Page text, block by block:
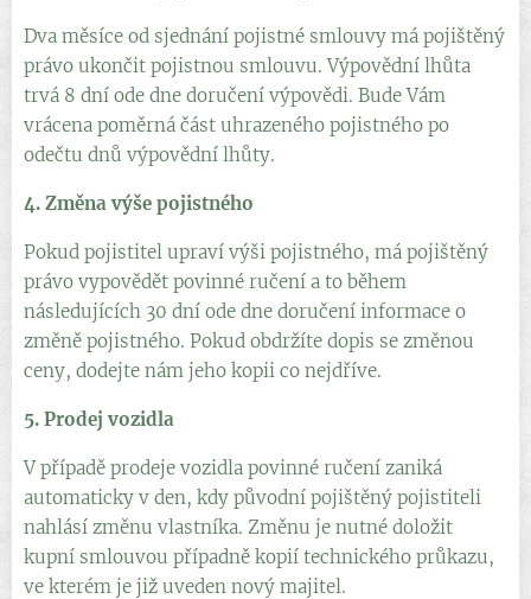
Dva měsíce od sjednání pojistné smlouvy má pojištěný
právo ukončit pojistnou smlouvu. Výpovědní lhůta
trvá 8 dní ode dne doručení výpovědi. Bude Vám
vrácena poměrná část uhrazeného pojistného po
odečtu dnů výpovědní lhůty.
4. Změna výše pojistného
Pokud pojistitel upraví výši pojistného, má pojištěný
právo vypovědět povinné ručení a to během
následujících 30 dní ode dne doručení informace o
změně pojistného. Pokud obdržíte dopis se změnou
ceny, dodejte nám jeho kopii co nejdříve.
5. Prodej vozidla
V případě prodeje vozidla povinné ručení zaniká
automaticky v den, kdy původní pojištěný pojistiteli
nahlásí změnu vlastníka. Změnu je nutné doložit
kupní smlouvou případně kopií technického průkazu,
ve kterém je již uveden nový majitel.